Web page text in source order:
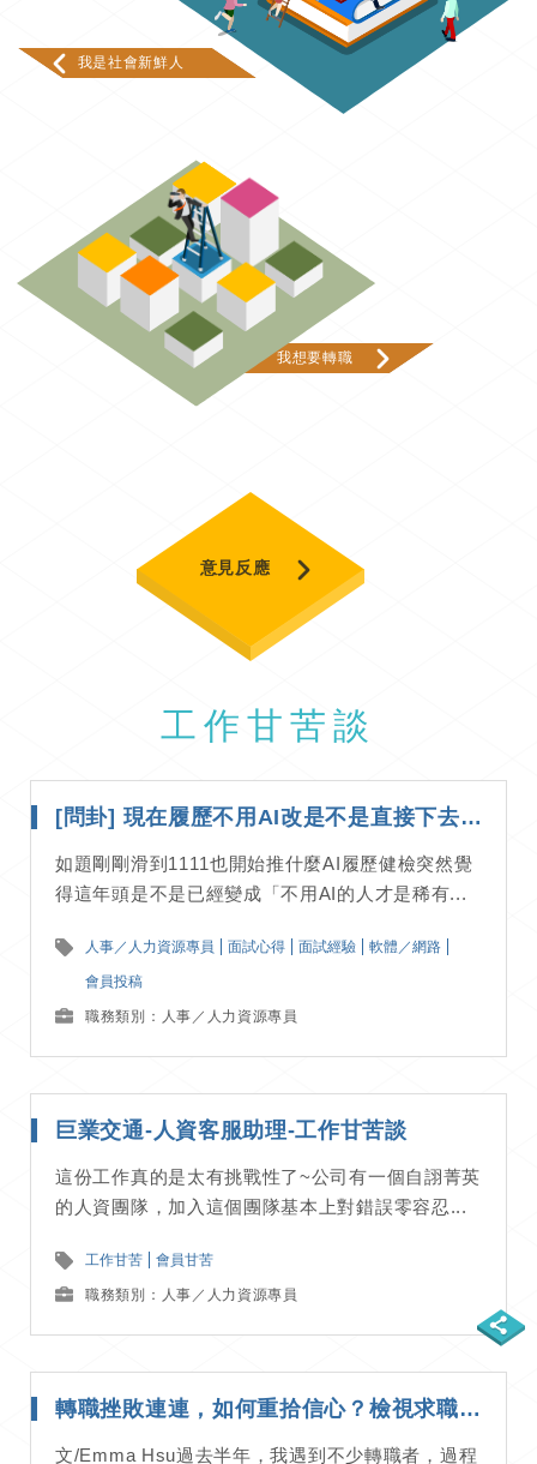
我是社會新鮮人
我想要轉職
意見反應
工作甘苦談
[問卦] 現在履歷不用AI改是不是直接下去？
如題剛剛滑到1111也開始推什麼AI履歷健檢突然覺
得這年頭是不是已經變成「不用AI的人才是稀有...
人事／人力資源專員 面試心得 面試經驗 軟體／網路
會員投稿
職務類別：人事／人力資源專員
巨業交通-人資客服助理-工作甘苦談
這份工作真的是太有挑戰性了~公司有一個自詡菁英
的人資團隊，加入這個團隊基本上對錯誤零容忍...
工作甘苦 會員甘苦
職務類別：人事／人力資源專員
轉職挫敗連連，如何重拾信心？檢視求職盲點，破解三大迷思｜應徵技巧分享
文/Emma Hsu過去半年，我遇到不少轉職者，過程